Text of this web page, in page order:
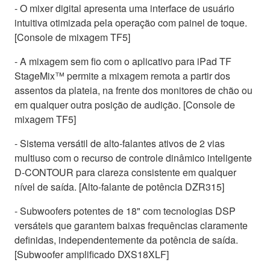
- O mixer digital apresenta uma interface de usuário
intuitiva otimizada pela operação com painel de toque.
[Console de mixagem TF5]
- A mixagem sem fio com o aplicativo para iPad TF
StageMix™ permite a mixagem remota a partir dos
assentos da plateia, na frente dos monitores de chão ou
em qualquer outra posição de audição. [Console de
mixagem TF5]
- Sistema versátil de alto-falantes ativos de 2 vias
multiuso com o recurso de controle dinâmico inteligente
D-CONTOUR para clareza consistente em qualquer
nível de saída. [Alto-falante de potência DZR315]
- Subwoofers potentes de 18" com tecnologias DSP
versáteis que garantem baixas frequências claramente
definidas, independentemente da potência de saída.
[Subwoofer amplificado DXS18XLF]